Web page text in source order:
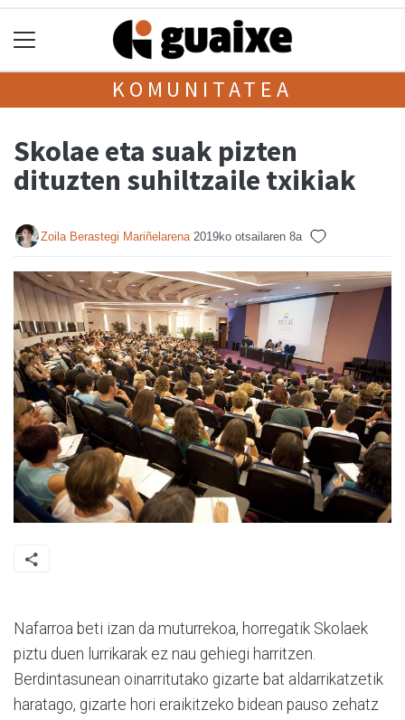
KOMUNITATEA
Skolae eta suak pizten
dituzten suhiltzaile txikiak
Zoila Berastegi Mariñelarena 2019ko otsailaren 8a
Nafarroa beti izan da muturrekoa, horregatik Skolaek
piztu duen lurrikarak ez nau gehiegi harritzen.
Berdintasunean oinarritutako gizarte bat aldarrikatzetik
haratago, gizarte hori eraikitzeko bidean pauso zehatz